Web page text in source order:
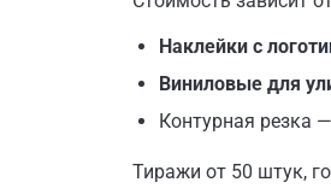
Наклейки с
Виниловые для
Контурная резка
Тиражи от 50 штук,